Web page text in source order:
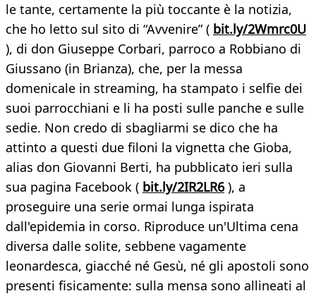
le tante, certamente la più toccante è la notizia,
che ho letto sul sito di “Avvenire” ( bit.ly/2Wmrc0U
), di don Giuseppe Corbari, parroco a Robbiano di
Giussano (in Brianza), che, per la messa
domenicale in streaming, ha stampato i selfie dei
suoi parrocchiani e li ha posti sulle panche e sulle
sedie. Non credo di sbagliarmi se dico che ha
attinto a questi due filoni la vignetta che Gioba,
alias don Giovanni Berti, ha pubblicato ieri sulla
sua pagina Facebook ( bit.ly/2IR2LR6), a
proseguire una serie ormai lunga ispirata
dall'epidemia in corso. Riproduce un'Ultima cena
diversa dalle solite, sebbene vagamente
leonardesca, giacché né Gesù, né gli apostoli sono
presenti fisicamente: sulla mensa sono allineati al